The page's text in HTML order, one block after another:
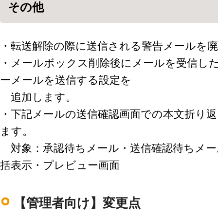
その他
・転送解除の際に送信される警告メールを
・メールボックス削除後にメールを受信し
ーメールを送信する設定を
追加します。
・下記メールの送信確認画面での本文折り
ます。
対象：承認待ちメール・送信確認待ちメ
括表示・プレビュー画面
【管理者向け】変更点